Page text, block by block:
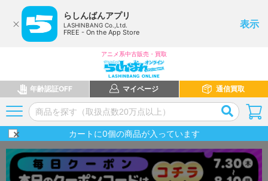
らしんばんアプリ
LASHINBANG Co.,Ltd.
FREE - On the App Store
表示
アニメ系中古販売・買取
年齢認証OFF マイページ 通信買取
カートに0個の商品が入っています